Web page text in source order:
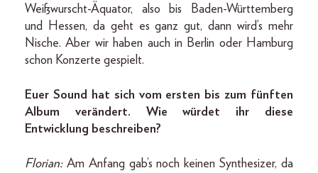
Weißwurscht-Äquator, also bis Baden-Württemberg
und Hessen, da geht es ganz gut, dann wird’s mehr
Nische. Aber wir haben auch in Berlin oder Hamburg
schon Konzerte gespielt.
Euer Sound hat sich vom ersten bis zum fünften
Album verändert. Wie würdet ihr diese
Entwicklung beschreiben?
Florian: Am Anfang gab’s noch keinen Synthesizer, da